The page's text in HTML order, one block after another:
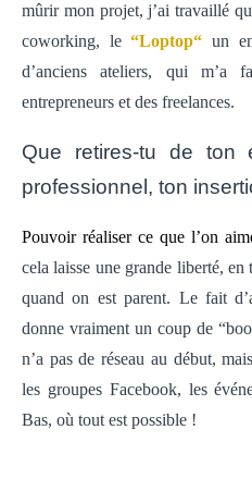
mûrir mon projet, j’ai travaillé
coworking, le“Loptop“ un
d’anciens ateliers, qui m’a
entrepreneurs et des freelances.
Que retires-tu de ton
professionnel, ton
Pouvoir réaliser ce que l’on
cela laisse une grande liberté,
quand on est parent. Le fait
donne vraiment un coup de
n’a pas de réseau au début,
les groupes Facebook, les
Bas, où tout est possible !